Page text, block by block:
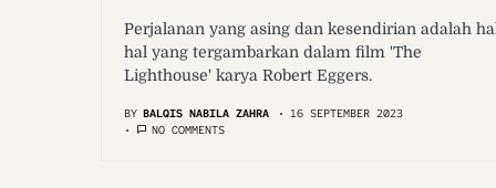
Perjalanan yang asing dan kesendirian adalah
hal yang tergambarkan dalam film 'The
Lighthouse' karya Robert Eggers.
BY BALQIS NABILA ZAHRA
16 SEPTEMBER 2023
NO COMMENTS